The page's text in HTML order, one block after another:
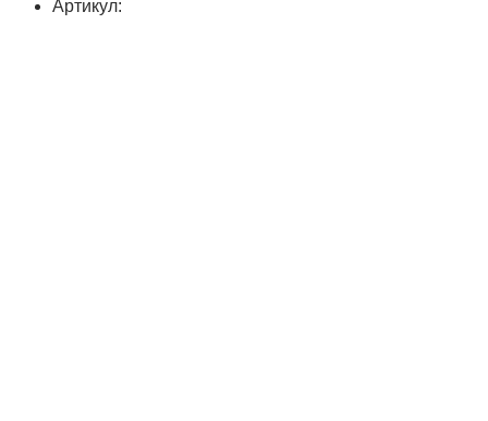
Артикул: